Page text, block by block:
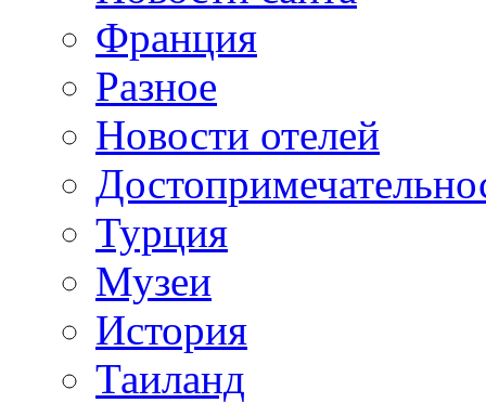
Франция
Разное
Новости отелей
Турция
Музеи
История
Таиланд